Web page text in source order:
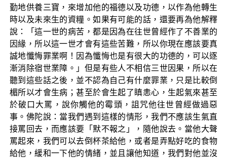
勤地供養三寶，來增加他的福德以及功德，以作為他轉生
時以及未來生的資糧。如果有可能的話，還要再為他解釋
說：「這一世的病苦，都是因為在往世曾經作了不善業的
因緣，所以這一世才會有這些苦難，所以你現在應該要真
誠地懺悔罪業啊！因為懺悔也是有很大的功德的，可以逐
漸消除宿世業障。」但是有些人不相信三世因果，所以在
聽到這些話之後，並不認為自己有什麼罪業，只是比較倒
楣所以才會生病；甚至於會生起了瞋恚心，生起氣來甚至
於破口大罵，說你觸他的霉頭，詛咒他往世曾經做過惡
事。佛陀說：當我們遇到這樣的情形，我們不應該生氣直
接罵回去，而應該要「默不報之」，隨他說去。當他大聲
罵起來，我們可以去倒杯茶給他，或者是弄點好吃的食物
給他，緩和一下他的情緒，並且讓他知道，我們對他並沒